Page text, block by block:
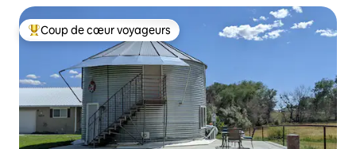
Coups de cœur voyageurs les plus appréciés
Coup de cœur voyageurs